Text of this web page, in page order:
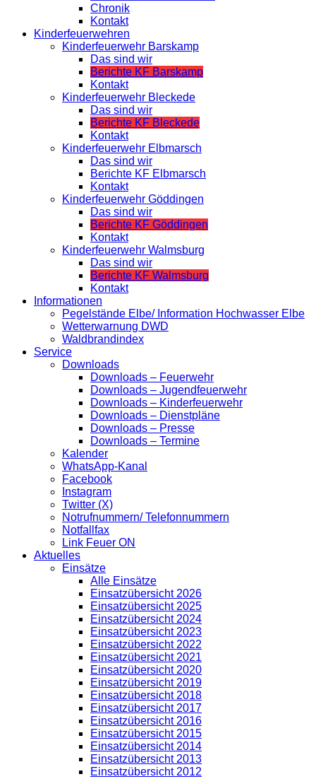
Chronik
Kontakt
Kinderfeuerwehren
Kinderfeuerwehr Barskamp
Das sind wir
Berichte KF Barskamp
Kontakt
Kinderfeuerwehr Bleckede
Das sind wir
Berichte KF Bleckede
Kontakt
Kinderfeuerwehr Elbmarsch
Das sind wir
Berichte KF Elbmarsch
Kontakt
Kinderfeuerwehr Göddingen
Das sind wir
Berichte KF Göddingen
Kontakt
Kinderfeuerwehr Walmsburg
Das sind wir
Berichte KF Walmsburg
Kontakt
Informationen
Pegelstände Elbe/ Information Hochwasser Elbe
Wetterwarnung DWD
Waldbrandindex
Service
Downloads
Downloads – Feuerwehr
Downloads – Jugendfeuerwehr
Downloads – Kinderfeuerwehr
Downloads – Dienstpläne
Downloads – Presse
Downloads – Termine
Kalender
WhatsApp-Kanal
Facebook
Instagram
Twitter (X)
Notrufnummern/ Telefonnummern
Notfallfax
Link Feuer ON
Aktuelles
Einsätze
Alle Einsätze
Einsatzübersicht 2026
Einsatzübersicht 2025
Einsatzübersicht 2024
Einsatzübersicht 2023
Einsatzübersicht 2022
Einsatzübersicht 2021
Einsatzübersicht 2020
Einsatzübersicht 2019
Einsatzübersicht 2018
Einsatzübersicht 2017
Einsatzübersicht 2016
Einsatzübersicht 2015
Einsatzübersicht 2014
Einsatzübersicht 2013
Einsatzübersicht 2012